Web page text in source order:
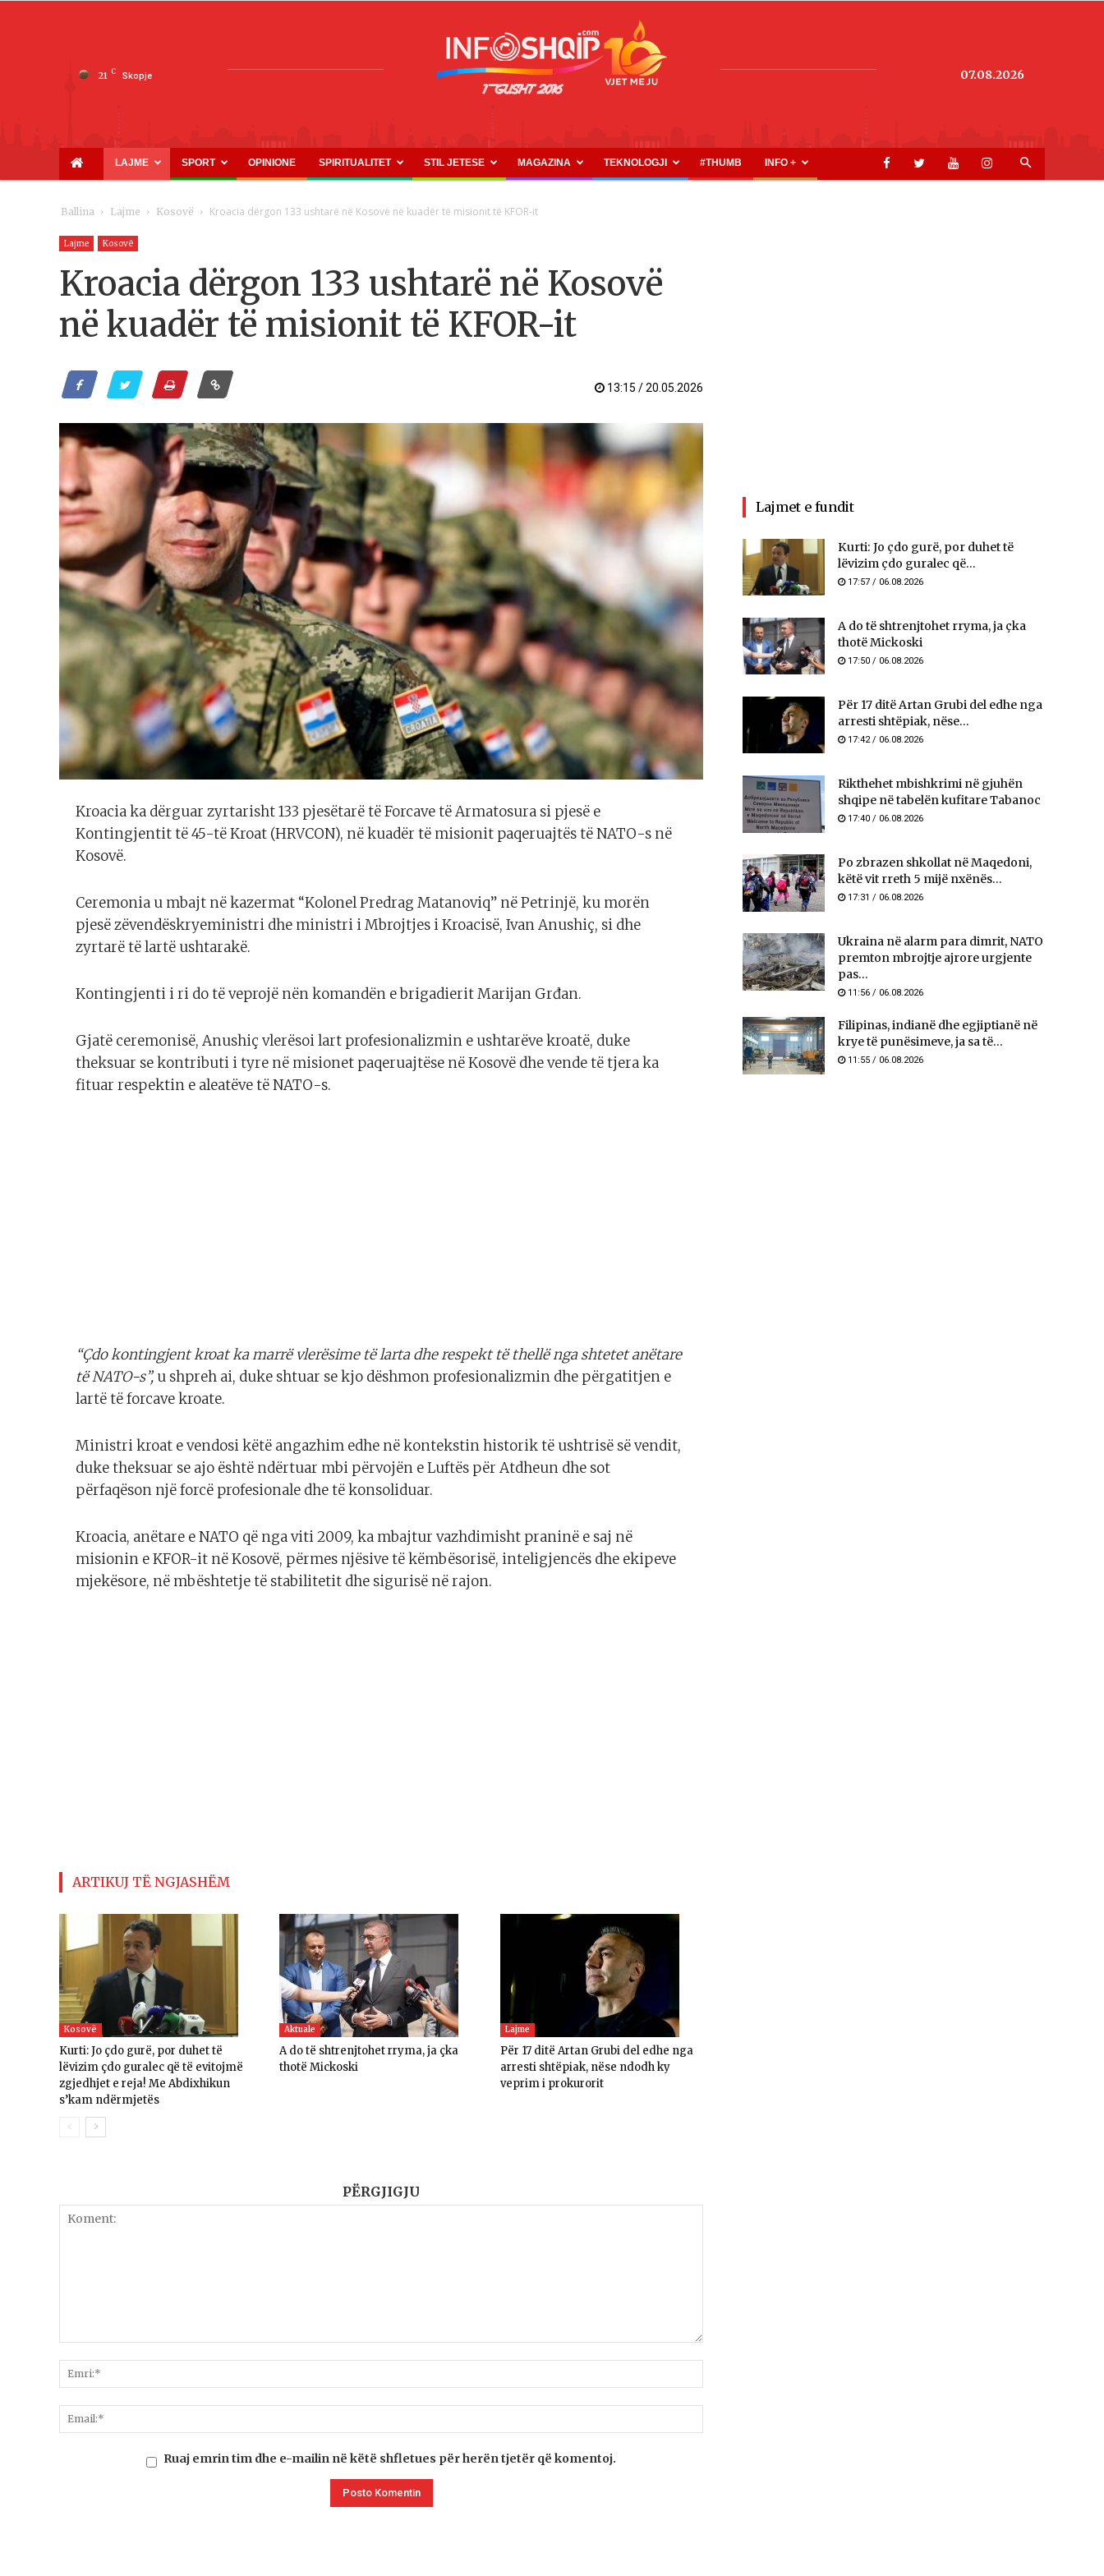
21 C Skopje
INFOSHQIP.COM
07.08.2026
LAJME SPORT OPINIONE SPIRITUALITET STIL JETESE MAGAZINA TEKNOLOGJI #THUMB INFO +
Ballina Lajme Kosovë Kroacia dërgon 133 ushtarë në Kosovë në kuadër të misionit të KFOR-it
Lajme Kosovë
Kroacia dërgon 133 ushtarë në Kosovë
në kuadër të misionit të KFOR-it
13:15 / 20.05.2026
Kroacia ka dërguar zyrtarisht 133 pjesëtarë të Forcave të Armatosura si pjesë e
Kontingjentit të 45-të Kroat (HRVCON), në kuadër të misionit paqeruajtës të NATO-s në
Kosovë.
Ceremonia u mbajt në kazermat “Kolonel Predrag Matanoviq” në Petrinjë, ku morën
pjesë zëvendëskryeministri dhe ministri i Mbrojtjes i Kroacisë, Ivan Anushiç, si dhe
zyrtarë të lartë ushtarakë.
Kontingjenti i ri do të veprojë nën komandën e brigadierit Marijan Grđan.
Gjatë ceremonisë, Anushiç vlerësoi lart profesionalizmin e ushtarëve kroatë, duke
theksuar se kontributi i tyre në misionet paqeruajtëse në Kosovë dhe vende të tjera ka
fituar respektin e aleatëve të NATO-s.
“Çdo kontingjent kroat ka marrë vlerësime të larta dhe respekt të thellë nga shtetet anëtare
të NATO-s”, u shpreh ai, duke shtuar se kjo dëshmon profesionalizmin dhe përgatitjen e
lartë të forcave kroate.
Ministri kroat e vendosi këtë angazhim edhe në kontekstin historik të ushtrisë së vendit,
duke theksuar se ajo është ndërtuar mbi përvojën e Luftës për Atdheun dhe sot
përfaqëson një forcë profesionale dhe të konsoliduar.
Kroacia, anëtare e NATO që nga viti 2009, ka mbajtur vazhdimisht praninë e saj në
misionin e KFOR-it në Kosovë, përmes njësive të këmbësorisë, inteligjencës dhe ekipeve
mjekësore, në mbështetje të stabilitetit dhe sigurisë në rajon.
ARTIKUJ TË NGJASHËM
Kosovë
Kurti: Jo çdo gurë, por duhet të
lëvizim çdo guralec që të evitojmë
zgjedhjet e reja! Me Abdixhikun
s’kam ndërmjetës
Aktuale
A do të shtrenjtohet rryma, ja çka
thotë Mickoski
Lajme
Për 17 ditë Artan Grubi del edhe nga
arresti shtëpiak, nëse ndodh ky
veprim i prokurorit
PËRGJIGJU
Ruaj emrin tim dhe e-mailin në këtë shfletues për herën tjetër që komentoj.
Lajmet e fundit
Kurti: Jo çdo gurë, por duhet të
lëvizim çdo guralec që...
17:57 / 06.08.2026
A do të shtrenjtohet rryma, ja çka
thotë Mickoski
17:50 / 06.08.2026
Për 17 ditë Artan Grubi del edhe nga
arresti shtëpiak, nëse...
17:42 / 06.08.2026
Rikthehet mbishkrimi në gjuhën
shqipe në tabelën kufitare Tabanoc
17:40 / 06.08.2026
Po zbrazen shkollat në Maqedoni,
këtë vit rreth 5 mijë nxënës...
17:31 / 06.08.2026
Ukraina në alarm para dimrit, NATO
premton mbrojtje ajrore urgjente
pas...
11:56 / 06.08.2026
Filipinas, indianë dhe egjiptianë në
krye të punësimeve, ja sa të...
11:55 / 06.08.2026